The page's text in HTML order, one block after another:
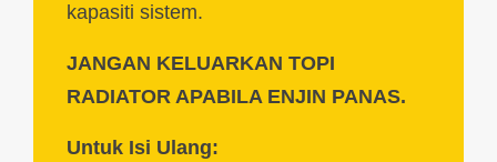
kapasiti sistem.
JANGAN KELUARKAN TOPI
RADIATOR APABILA ENJIN PANAS.
Untuk Isi Ulang: